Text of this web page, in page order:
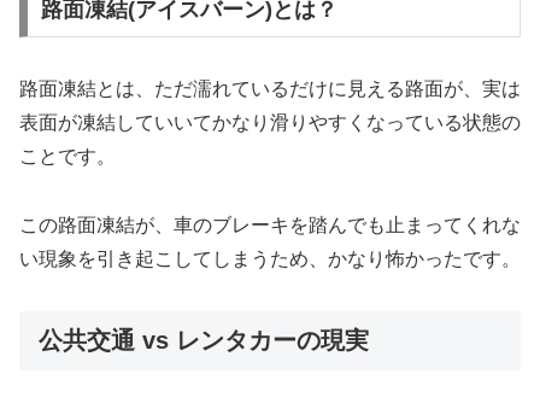
路面凍結(アイスバーン)とは？
路面凍結とは、ただ濡れているだけに見える路面が、実は
表面が凍結していいてかなり滑りやすくなっている状態の
ことです。
この路面凍結が、車のブレーキを踏んでも止まってくれな
い現象を引き起こしてしまうため、かなり怖かったです。
公共交通 vs レンタカーの現実